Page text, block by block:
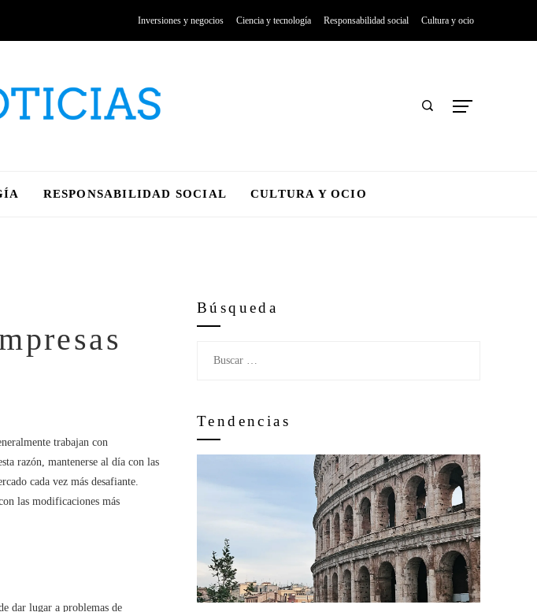
Inversiones y negocios Ciencia y tecnología Responsabilidad social Cultura y ocio
RESPONSABILIDAD SOCIAL CULTURA Y OCIO
trabajan con
razón, mantenerse al día con las
cada vez más desafiante.
las modificaciones más
dar lugar a problemas de
Búsqueda
Tendencias